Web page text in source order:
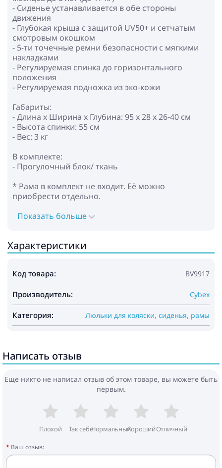
- Сиденье устанавливается в обе стороны
движения
- Глубокая крыша с защитой UV50+ и сетчатым
смотровым окошком
- 5-ти точечные ремни безопасности с мягкими
накладками
- Регулируемая спинка до горизонтального
положения
- Регулируемая подножка из эко-кожи
Габариты:
- Длина х Ширина х Глубина: 95 х 28 х 26-40 см
- Высота спинки: 55 см
- Вес: 3 кг
В комплекте:
- Прогулочный блок/ ткань
* Рама в комплект не входит. Её можно
приобрести отдельно.
Показать больше
Характеристики
Код товара: BV9917
Производитель: Cybex
Категория: Люльки для коляски, сиденья, рамы
Написать отзыв
Еще никто не написал отзыв об этом товаре, вы можете быть
первым.
Плохой Так себеНормальныйХорошийОтличный
Ваш отзыв: